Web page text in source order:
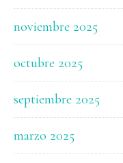
noviembre 2025
octubre 2025
septiembre 2025
marzo 2025